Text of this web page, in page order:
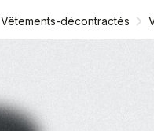
Vêtements-décontractés